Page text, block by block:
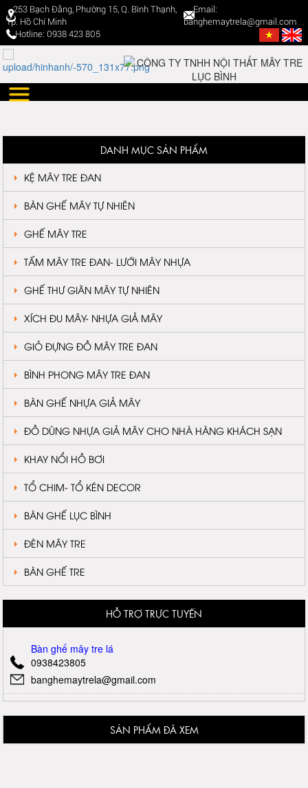
253 Bạch Đằng, Phường 15, Q. Bình Thạnh,
Tp. Hồ Chí Minh
Email:
banghemaytrela@gmail.com
Hotline: 0938 423 805
DANH MỤC SẢN PHẨM
KỆ MÂY TRE ĐAN
BÀN GHẾ MÂY TỰ NHIÊN
GHẾ MÂY TRE
TẤM MÂY TRE ĐAN- LƯỚI MÂY NHỰA
GHẾ THƯ GIÃN MÂY TỰ NHIÊN
XÍCH ĐU MÂY- NHỰA GIẢ MÂY
GIỎ ĐỰNG ĐỒ MÂY TRE ĐAN
BÌNH PHONG MÂY TRE ĐAN
BÀN GHẾ NHỰA GIẢ MÂY
ĐỒ DÙNG NHỰA GIẢ MÂY CHO NHÀ HÀNG KHÁCH SẠN
KHAY NỔI HỒ BƠI
TỔ CHIM- TỔ KÉN DECOR
BÀN GHẾ LỤC BÌNH
ĐÈN MÂY TRE
BÀN GHẾ TRE
HỖ TRỢ TRỰC TUYẾN
Bàn ghế mây tre lá
0938423805
banghemaytrela@gmail.com
SẢN PHẨM ĐÃ XEM